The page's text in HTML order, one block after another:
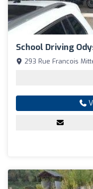
School Driving
293 Rue Francois